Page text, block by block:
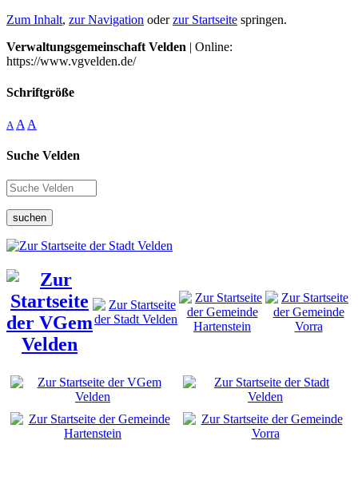
Zum Inhalt, zur Navigation oderzur Startseite springen.
Verwaltungsgemeinschaft Velden | Online:
https://www.vgvelden.de/
Schriftgröße
A A A
Suche Velden
suchen